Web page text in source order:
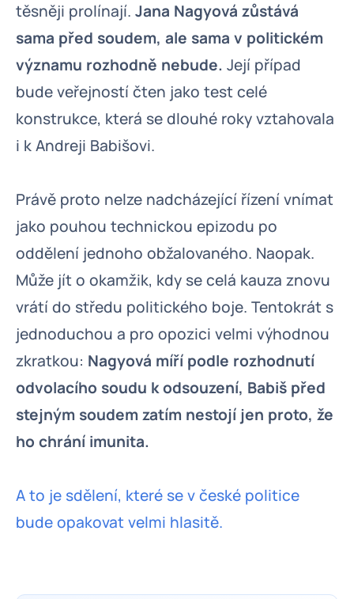
těsněji prolínají. Jana Nagyová zůstává
sama před soudem, ale sama v politickém
významu rozhodně nebude. Její případ
bude veřejností čten jako test celé
konstrukce, která se dlouhé roky vztahovala
i k Andreji Babišovi.
Právě proto nelze nadcházející řízení vnímat
jako pouhou technickou epizodu po
oddělení jednoho obžalovaného. Naopak.
Může jít o okamžik, kdy se celá kauza znovu
vrátí do středu politického boje. Tentokrát s
jednoduchou a pro opozici velmi výhodnou
zkratkou: Nagyová míří podle rozhodnutí
odvolacího soudu k odsouzení, Babiš před
stejným soudem zatím nestojí jen proto, že
ho chrání imunita.
A to je sdělení, které se v české politice
bude opakovat velmi hlasitě.